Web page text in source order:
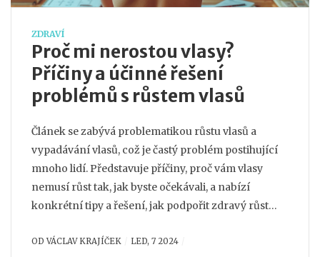
ZDRAVÍ
Proč mi nerostou vlasy?
Příčiny a účinné řešení
problémů s růstem vlasů
Článek se zabývá problematikou růstu vlasů a
vypadávání vlasů, což je častý problém postihující
mnoho lidí. Představuje příčiny, proč vám vlasy
nemusí růst tak, jak byste očekávali, a nabízí
konkrétní tipy a řešení, jak podpořit zdravý růst
pokrývá širokou škálu aspektů pro zlepšení růstu a
ODVÁCLAV KRAJÍČEK LED, 7 2024